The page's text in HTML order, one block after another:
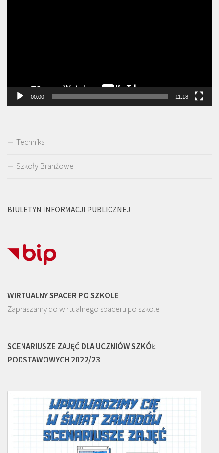
00:00 11:18
Technika
Szkoły Branżowe
BIULETYN INFORMACJI PUBLICZNEJ
WIRTUALNY SPACER PO SZKOLE
Zapraszamy do wirtualnego spaceru po szkole
SCENARIUSZE ZAJĘĆ DLA UCZNIÓW SZKÓŁ
PODSTAWOWYCH 2022/23